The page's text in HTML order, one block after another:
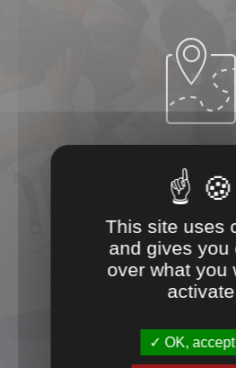

This site uses
and gives you
over what you
activate
OK, accept